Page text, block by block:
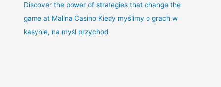
Discover the power of strategies that change the
game at Malina Casino Kiedy myślimy o grach w
kasynie, na myśl przychod